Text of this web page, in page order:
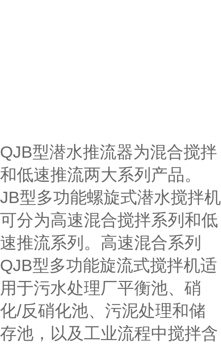
QJB型潜水推流器为混合搅拌
和低速推流两大系列产品。
JB型多功能螺旋式潜水搅拌机
可分为高速混合搅拌系列和低
速推流系列。高速混合系列
QJB型多功能旋流式搅拌机适
用于污水处理厂平衡池、硝
化/反硝化池、污泥处理和储
存池，以及工业流程中搅拌含